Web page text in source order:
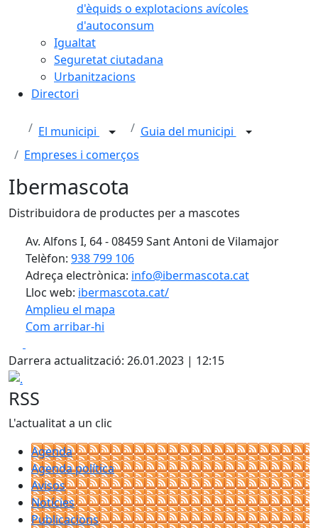
d'èquids o explotacions avícoles
d'autoconsum
Igualtat
Seguretat ciutadana
Urbanitzacions
Directori
El municipi
Guia del municipi
Empreses i comerços
Ibermascota
Distribuidora de productes per a mascotes
Av. Alfons I, 64 - 08459 Sant Antoni de Vilamajor
Telèfon: 938 799 106
Adreça electrònica: info@ibermascota.cat
Lloc web: ibermascota.cat/
Amplieu el mapa
Com arribar-hi
+
Darrera actualització: 26.01.2023 | 12:15
.
RSS
L'actualitat a un clic
Agenda
Agenda política
Avisos
Notícies
Publicacions